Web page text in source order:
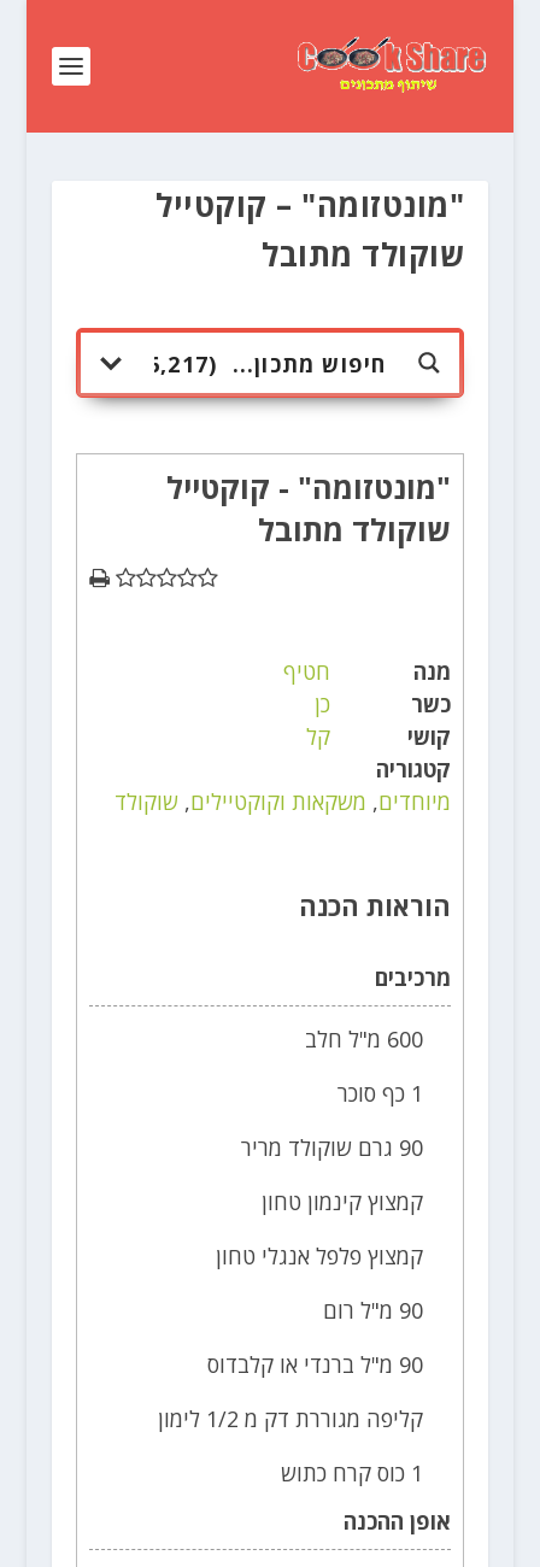
"מונטזומה" – קוקטייל
שוקולד מתובל
"מונטזומה" - קוקטייל
שוקולד מתובל
מנה
חטיף
כשר
כן
קושי
קל
קטגוריה
מיוחדים, משקאות וקוקטיילים, שוקולד
הוראות הכנה
מרכיבים
600 מ"ל חלב
1 כף סוכר
90 גרם שוקולד מריר
קמצוץ קינמון טחון
קמצוץ פלפל אנגלי טחון
90 מ"ל רום
90 מ"ל ברנדי או קלבדוס
קליפה מגוררת דק מ 1/2 לימון
1 כוס קרח כתוש
אופן ההכנה